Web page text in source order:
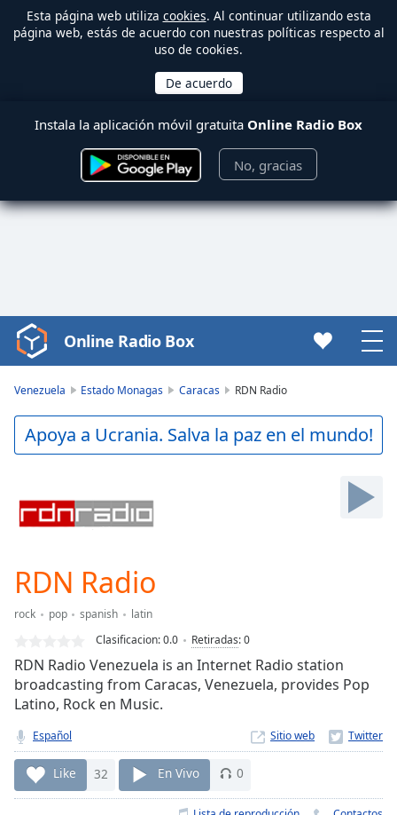
Esta página web utiliza cookies. Al continuar utilizando esta
página web, estás de acuerdo con nuestras políticas respecto al
uso de cookies.
Instala la aplicación móvil gratuita Online Radio Box
No, gracias
Video
Player
Play
Video
Skip
Forward
Current
Time 0:00
Duration
0.00%
Stream
TypeLIVE
live,
currently
behind
LIVE
Remaining
Online Radio Box
Venezuela Estado Monagas Caracas RDN Radio
Apoya a Ucrania. Salva la paz en el mundo!
RDN Radio
rock pop spanish
latin
Clasificacion:0.0 Retiradas:0
RDN Radio Venezuela is an Internet Radio station
broadcasting from Caracas, Venezuela, provides Pop
Latino, Rock en Music.
Español Sitio web
Like 32 En Vivo 0